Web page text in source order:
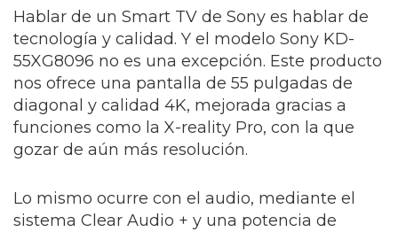
Hablar de un Smart TV de Sony es hablar de
tecnología y calidad. Y el modelo Sony KD-
55XG8096 no es una excepción. Este producto
nos ofrece una pantalla de 55 pulgadas de
diagonal y calidad 4K, mejorada gracias a
funciones como la X-reality Pro, con la que
gozar de aún más resolución.
Lo mismo ocurre con el audio, mediante el
sistema Clear Audio + y una potencia de